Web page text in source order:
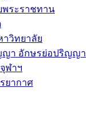
พระราชทาน
าวิทยาลัย
า อักษรย่อปริญญา
ฬาฯ
ยากาศ